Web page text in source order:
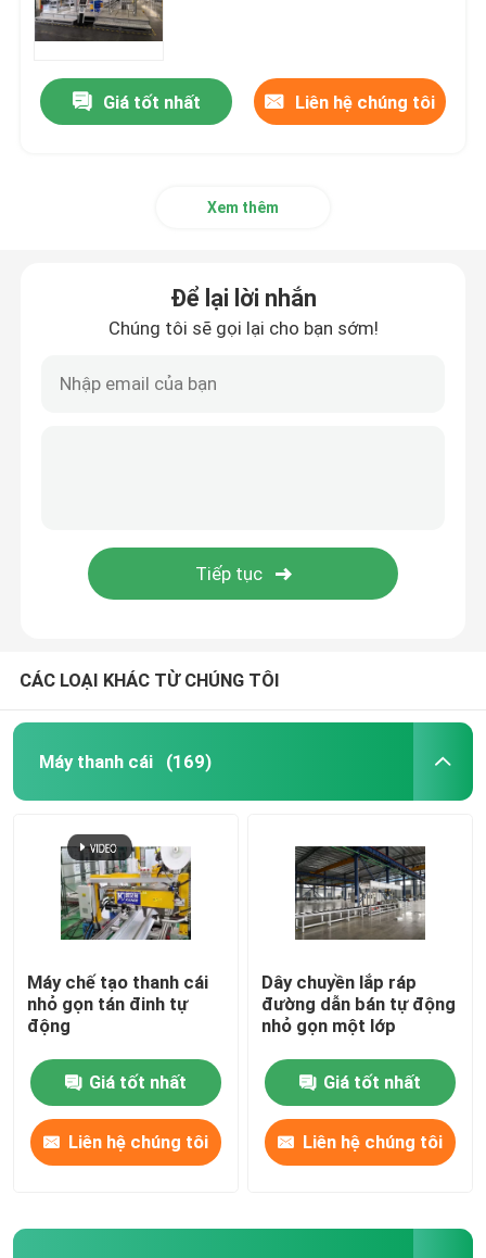
Máy tạo hình Mylar thanh cái
Máy tán đinh thanh cái
Dây chuyền lắp ráp tủ thiết bị đóng cắt
Giá tốt nhất Liên hệ chúng tôi
Xem thêm
Để lại lời nhắn
Chúng tôi sẽ gọi lại cho bạn sớm!
CÁC LOẠI KHÁC TỪ CHÚNG TÔI
Máy thanh cái (169)
Máy chế tạo thanh cái
nhỏ gọn tán đinh tự
động
Giá tốt nhất
Liên hệ chúng tôi
Dây chuyền lắp ráp
đường dẫn bán tự động
nhỏ gọn một lớp
Giá tốt nhất
Liên hệ chúng tôi